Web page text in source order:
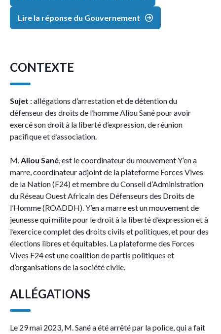
Lire la réponse du Gouvernement
CONTEXTE
Sujet : allégations d’arrestation et de détention du
défenseur des droits de l’homme Aliou Sané pour avoir
exercé son droit à la liberté d’expression, de réunion
pacifique et d’association.
M.Aliou Sané, est le coordinateur du mouvement Y’en a
marre, coordinateur adjoint de la plateforme Forces Vives
de la Nation (F24) et membre du Conseil d’Administration
du Réseau Ouest Africain des Défenseurs des Droits de
l’Homme (ROADDH). Y’en a marre est un mouvement de
jeunesse qui milite pour le droit à la liberté d’expression et à
l’exercice complet des droits civils et politiques, et pour des
élections libres et équitables. La plateforme des Forces
Vives F24 est une coalition de partis politiques et
d’organisations de la société civile.
ALLÉGATIONS
Le 29 mai 2023, M. Sané a été arrêté par la police, qui a fait